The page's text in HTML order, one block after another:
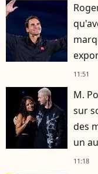
11:51
M.
sur
des
un
11:18